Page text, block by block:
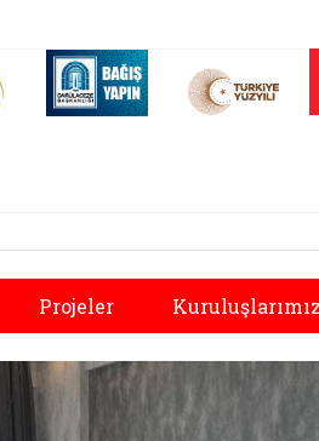
Merkezi (yeni sekmede açılır)
Aile ve Nüfus On Yılı (yeni sekmede açılır)
Darülaceze bağış
Projeler Kuruluşlarımız